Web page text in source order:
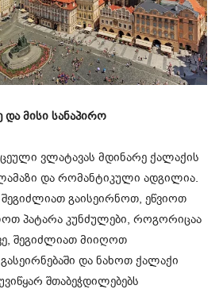
მისი სანაპირო
ვლატავას მდინარე ქალაქის
და რომანტიკული ადგილია.
შეგიძლიათ გაისეირნოთ, ეწვიოთ
პატარა კუნძულები, როგორიცაა
შეგიძლიათ მიიღოთ
და ნახოთ ქალაქი
შთაბეჭდილებებს